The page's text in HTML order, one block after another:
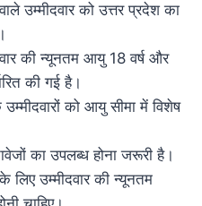
उम्मीदवार को उत्तर प्रदेश का
की न्यूनतम आयु 18 वर्ष और
की गई है।
को आयु सीमा में विशेष
का उपलब्ध होना जरूरी है।
उम्मीदवार की न्यूनतम